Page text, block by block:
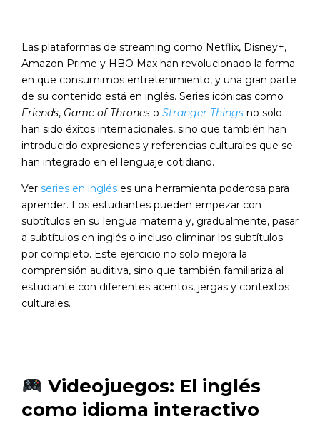
Las plataformas de streaming como Netflix, Disney+,
Amazon Prime y HBO Max han revolucionado la forma
en que consumimos entretenimiento, y una gran parte
de su contenido está en inglés. Series icónicas como
Friends, Game of Thrones o Stranger Things no solo
han sido éxitos internacionales, sino que también han
introducido expresiones y referencias culturales que se
han integrado en el lenguaje cotidiano.
Ver series en inglés es una herramienta poderosa para
aprender. Los estudiantes pueden empezar con
subtítulos en su lengua materna y, gradualmente, pasar
a subtítulos en inglés o incluso eliminar los subtítulos
por completo. Este ejercicio no solo mejora la
comprensión auditiva, sino que también familiariza al
estudiante con diferentes acentos, jergas y contextos
culturales.
Videojuegos: El inglés
como idioma interactivo